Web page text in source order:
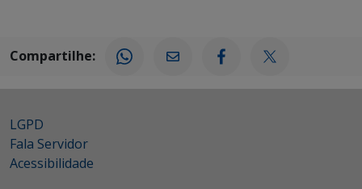
Compartilhe:
LGPD
Fala Servidor
Acessibilidade